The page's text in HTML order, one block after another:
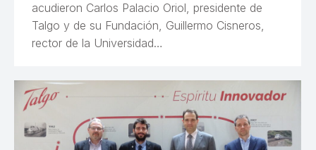
acudieron Carlos Palacio Oriol, presidente de
Talgo y de su Fundación, Guillermo Cisneros,
rector de la Universidad…